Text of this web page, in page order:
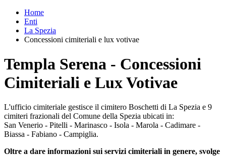
Home
Enti
La Spezia
Concessioni cimiteriali e lux votivae
Templa Serena - Concessioni
Cimiteriali e Lux Votivae
L'ufficio cimiteriale gestisce il cimitero Boschetti di La Spezia e 9
cimiteri frazionali del Comune della Spezia ubicati in:
San Venerio - Pitelli - Marinasco - Isola - Marola - Cadimare -
Biassa - Fabiano - Campiglia.
Oltre a dare informazioni sui servizi cimiteriali in genere, svolge